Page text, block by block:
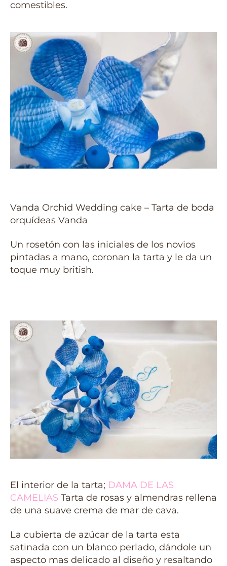
comestibles.
Vanda Orchid Wedding cake – Tarta de boda
orquídeas Vanda
Un rosetón con las iniciales de los novios
pintadas a mano, coronan la tarta y le da un
toque muy british.
El interior de la tarta; DAMA DE LAS
CAMELIAS Tarta de rosas y almendras rellena
de una suave crema de mar de cava.
La cubierta de azúcar de la tarta esta
satinada con un blanco perlado, dándole un
aspecto mas delicado al diseño y resaltando